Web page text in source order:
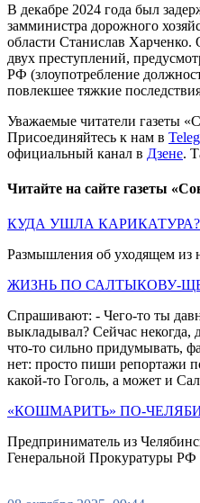
В декабре 2024 года был
замминистра дорожного
области Станислав
двух преступлений,
РФ (злоупотребление
повлекшее тяжкие
Уважаемые читатели газеты
Присоединяйтесь к нам в
официальный канал в Дзене.
Читайте на сайте газеты
КУДА УШЛА КАРИКАТУРА?
Размышления об уходящем из
ЖИЗНЬ ПО САЛТЫКОВУ-
Спрашивают: - Чего-то ты
выкладывал? Сейчас некогда,
что-то сильно придумывать,
нет: просто пиши репортажи
какой-то Гоголь, а может и
«КОШМАРИТЬ» ПО-
Предприниматель из
Генеральной Прокуратуры РФ